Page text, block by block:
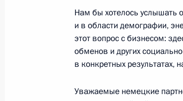
переговоров
29 сентября 2008 года, 17:00
составе
Нам бы хотелось услышать
и в области демографии,
этот вопрос с бизнесом:
обменов и других
в конкретных результатах,
Уважаемые немецкие